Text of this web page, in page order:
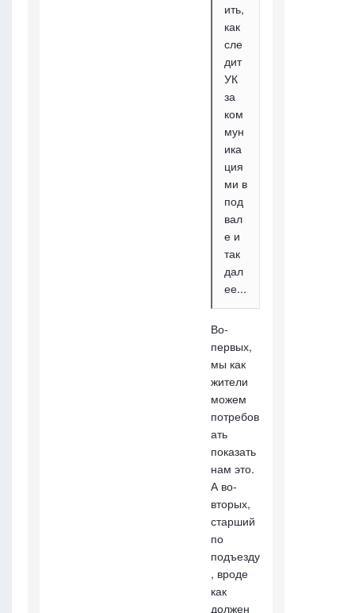
ить,
как
сле
дит
УК
за
ком
мун
ика
ция
ми в
под
вал
е и
так
дал
ее...
Во-
первых,
мы как
жители
можем
потребов
ать
показать
нам это.
А во-
вторых,
старший
по
подъезду
, вроде
как
должен